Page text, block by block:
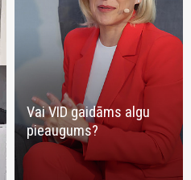
Vai VID gaidāms algu
pieaugums?